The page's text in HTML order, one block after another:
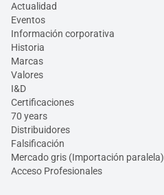
Actualidad
Eventos
Información corporativa
Historia
Marcas
Valores
I&D
Certificaciones
70 years
Distribuidores
Falsificación
Mercado gris (Importación paralela)
Acceso Profesionales